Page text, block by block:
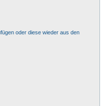
oder diese wieder aus den